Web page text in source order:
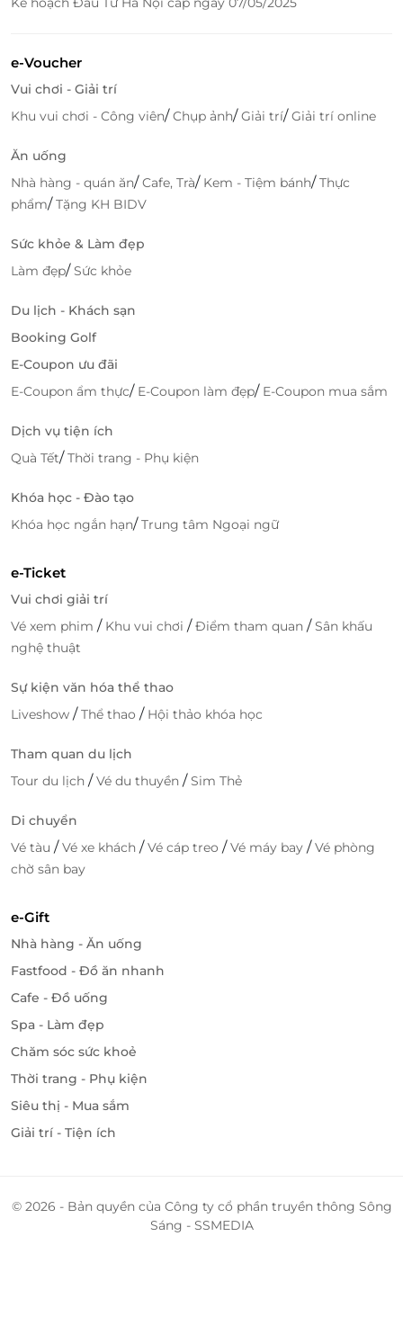
biết đến với cái tên bạch tuộc bay, chính vì vậy trò
chơi này có hình dạng của một con bạch tuộc khổng
quay và di chuyển lên xuống ngẫu nhiên. Mỗi đầu
xúc tu cố định một ghế cabin.
Chuyến tàu xuyên không – Space train
Trò chơi này sẽ phù hợp hơn với những người thích
cảm giác mạnh và độ thử thức lên đến 4/5. Tham gia
nghiệm cảm giác mạnh khi được kéo lên độ cao 11m
và bị thả trôi xuống với tốc độc cao bằng quán tính.
được thiết kế với những cú ngoặt đột ngột, sườn
dốc, và cả lộn ngược, bạn sẽ được tận hưởng sự mạo
hiểm kích thích tột cùng.
Tại Circus Land, trò này có mức độ thử thách 4/5, là
e-Voucher
Vui chơi - Giải trí
Khu vui chơi - Công viên/Chụp ảnh/Giải trí/Giải trí online
Ăn uống
Nhà hàng - quán ăn/Cafe, Trà/ Kem - Tiệm bánh/Thực
phẩm/Tặng KH BIDV
Sức khỏe & Làm đẹp
Làm đẹp/Sức khỏe
Du lịch - Khách sạn
Booking Golf
E-Coupon ưu đãi
E-Coupon ẩm thực/ E-Coupon làm đẹp/ E-Coupon mua sắm
Dịch vụ tiện ích
Quà Tết/Thời trang - Phụ kiện
Khóa học - Đào tạo
Khóa học ngắn hạn/Trung tâm Ngoại ngữ
e-Ticket
Vui chơi giải trí
Vé xem phim / Khu vui chơi /Điểm tham quan /Sân khấu
nghệ thuật
Sự kiện văn hóa thể thao
Liveshow /Thể thao / Hội thảo khóa học
Tham quan du lịch
Tour du lịch /Vé du thuyền /Sim Thẻ
Di chuyển
Vé tàu /Vé xe khách /Vé cáp treo /Vé máy bay /Vé phòng
chờ sân bay
e-Gift
Nhà hàng - Ăn uống
Fastfood - Đồ ăn nhanh
Cafe - Đồ uống
Spa - Làm đẹp
Chăm sóc sức khoẻ
Thời trang - Phụ kiện
Siêu thị - Mua sắm
Giải trí - Tiện ích
© 2026 - Bản quyền của Công ty cổ phần truyền thông Sông
Sáng - SSMEDIA